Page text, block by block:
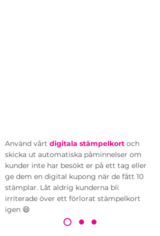
Använd vårt digitala stämpelkort och
skicka ut automatiska påminnelser om
kunder inte har besökt er på ett tag eller
ge dem en digital kupong när de fått 10
stämplar. Låt aldrig kunderna bli
irriterade över ett förlorat stämpelkort
igen 😄